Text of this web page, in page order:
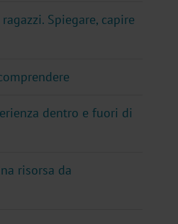
Spiegare, capire
dentro e fuori di
risorsa da